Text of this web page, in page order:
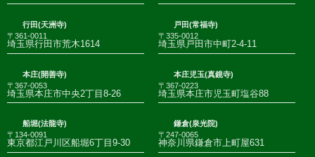
行田(天洲寺)
〒361-0011
埼玉県行田市荒木1614
戸田(常福寺)
〒335-0012
埼玉県戸田市中町2-4-11
本庄(開善寺)
〒367-0053
埼玉県本庄市中央2丁目8-26
本庄児玉(真鏡寺)
〒367-0223
埼玉県本庄市児玉町塩谷88
船堀(法龍寺)
〒134-0091
東京都江戸川区船堀6丁目9-30
鎌倉(泉光院)
〒247-0065
神奈川県鎌倉市上町屋631